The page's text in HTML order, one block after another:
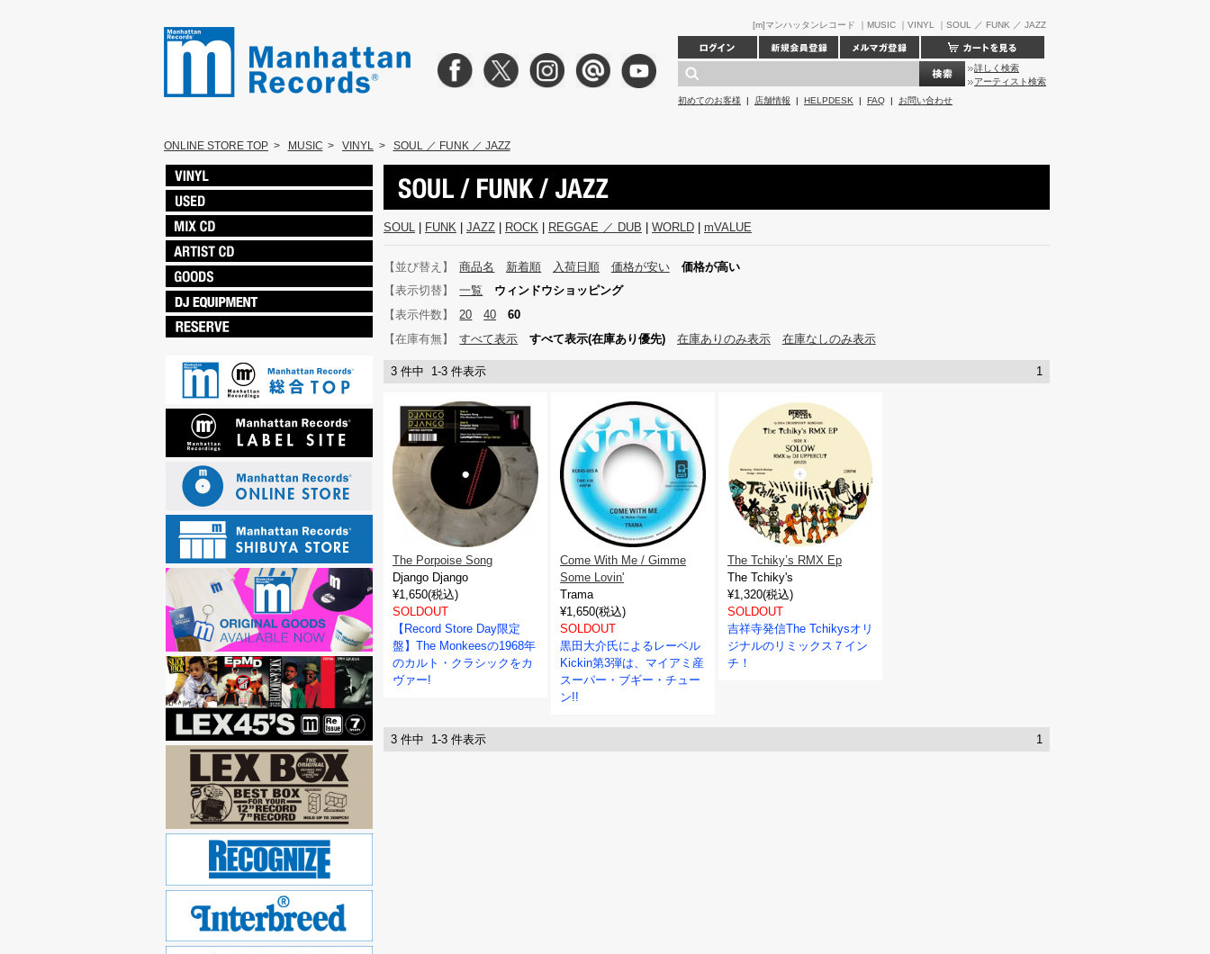
[m]マンハッタンレコード ｜MUSIC ｜VINYL ｜SOUL ／ FUNK ／ JAZZ
詳しく検索
アーティスト検索
初めてのお客様 | 店舗情報 | HELPDESK | FAQ | お問い合わせ
ONLINE STORE TOP > MUSIC > VINYL > SOUL ／ FUNK ／ JAZZ
SOUL FUNK JAZZ ROCK REGGAE ／ DUB WORLD mVALUE
【並び替え】 商品名 新着順 入荷日順 価格が安い
価格が高い
【表示切替】
一覧
ウィンドウショッピング
【表示件数】
20 40
60
【在庫有無】
すべて表示 すべて表示(在庫あり優先) 在庫ありのみ表示 在庫なしのみ表示
3 件中 1-3 件表示 1
The Porpoise Song
Django Django
¥1,650(税込)
SOLDOUT
【Record Store Day限定
盤】The Monkeesの1968年
のカルト・クラシックをカ
ヴァー!
Come With Me / Gimme
Some Lovin'
Trama
¥1,650(税込)
SOLDOUT
黒田大介氏によるレーベル
Kickin第3弾は、マイアミ産
スーパー・ブギー・チュー
ン!!
The Tchiky’s RMX Ep
The Tchiky's
¥1,320(税込)
SOLDOUT
吉祥寺発信The Tchikysオリ
ジナルのリミックス７イン
チ！
3 件中 1-3 件表示 1